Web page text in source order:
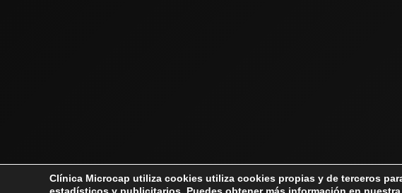
Clínica Microcap utiliza cookies utiliza cookies propias y de terceros